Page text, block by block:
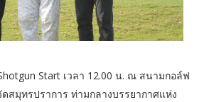
Start เวลา 12.00 น. ณ สนามกอล์ฟ
ดสมุทรปราการ ท่ามกลางบรรยากาศแห่ง